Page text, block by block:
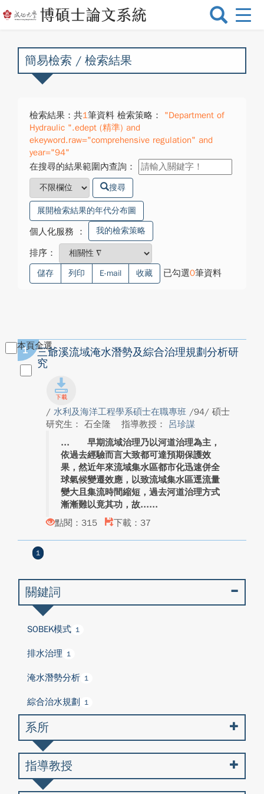
選
換
簡易檢索 / 檢索結果
檢索結果：共1筆資料 檢索策略：
"Department of
Hydraulic ".edept (精準) and
ekeyword.raw="comprehensive regulation" and
year="94"
在搜尋的結果範圍內查詢：
搜尋
展開檢索結果的年代分布圖
個人化服務 ： 我的檢索策略
排序：
儲存 列印 E-mail 收藏 已勾選0筆資料
本頁全選
1
三爺溪流域淹水潛勢及綜合治理規劃分析研
究
/ 水利及海洋工程學系碩士在職專班 /94/ 碩士
研究生： 石全隆
指導教授： 呂珍謀
早期流域治理乃以河道治理為主，
依過去經驗而言大致都可達預期保護效
果，然近年來流域集水區都市化迅速併全
球氣候變遷效應，以致流域集水區逕流量
變大且集流時間縮短，過去河道治理方式
漸漸難以竟其功，故...
點閱：315
下載：37
1
關鍵詞
SOBEK模式 1
排水治理 1
淹水潛勢分析 1
綜合治水規劃 1
系所
指導教授